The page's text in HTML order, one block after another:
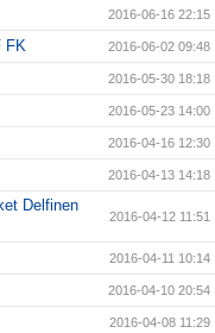
2016-06-16 22:15
FK 2016-06-02 09:48
2016-05-30 18:18
2016-05-23 14:00
2016-04-16 12:30
2016-04-13 14:18
Delfinen
2016-04-12 11:51
2016-04-11 10:14
2016-04-10 20:54
2016-04-08 11:29